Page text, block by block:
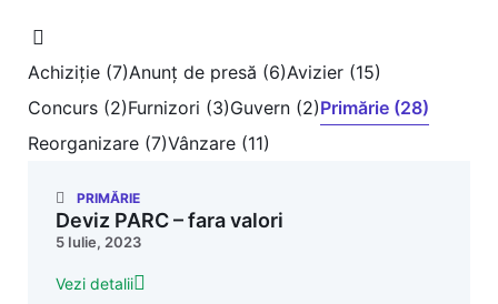
Achiziție (7)Anunț de presă (6)Avizier (15)
Concurs (2)Furnizori (3)Guvern (2)Primărie (28)
Reorganizare (7)Vânzare (11)
PRIMĂRIE
Deviz PARC – fara valori
5 Iulie, 2023
Vezi detalii